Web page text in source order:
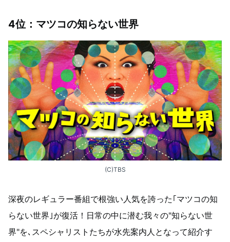
4位：マツコの知らない世界
(C)TBS
深夜のレギュラー番組で根強い人気を誇った｢マツコの知
らない世界｣が復活！日常の中に潜む我々の"知らない世
界"を､スペシャリストたちが水先案内人となって紹介す